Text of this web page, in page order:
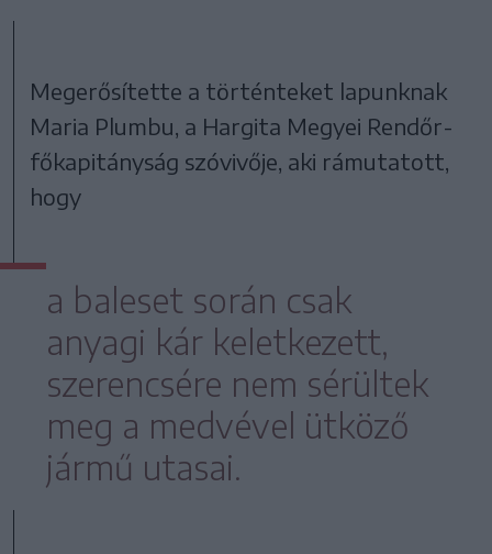
Megerősítette a történteket lapunknak
Maria Plumbu, a Hargita Megyei Rendőr-
főkapitányság szóvivője, aki rámutatott,
hogy
a baleset során csak
anyagi kár keletkezett,
szerencsére nem sérültek
meg a medvével ütköző
jármű utasai.